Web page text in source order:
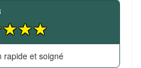
rapide et soigné